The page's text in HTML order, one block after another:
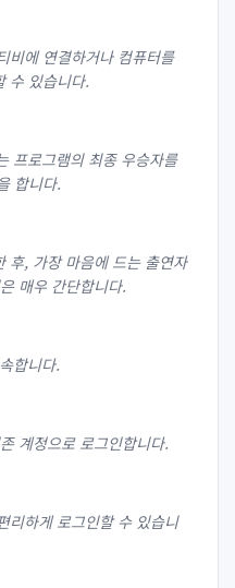
비에 연결하거나 컴퓨터를
수 있습니다.
프로그램의 최종 우승자를
합니다.
후, 가장 마음에 드는 출연자
매우 간단합니다.
합니다.
계정으로 로그인합니다.
리하게 로그인할 수 있습니